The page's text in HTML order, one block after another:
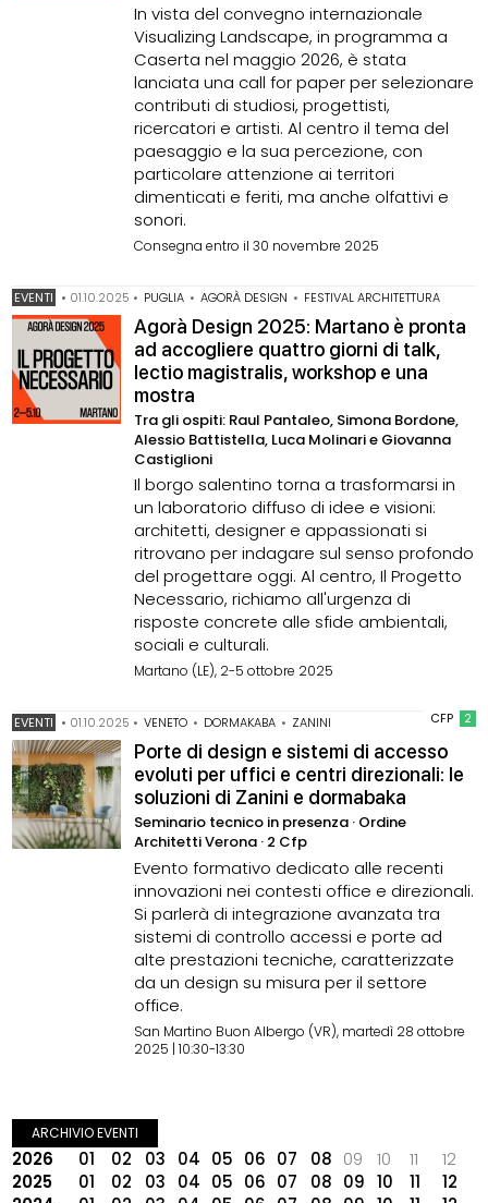
In vista del convegno internazionale
Visualizing Landscape, in programma a
Caserta nel maggio 2026, è stata
lanciata una call for paper per selezionare
contributi di studiosi, progettisti,
ricercatori e artisti. Al centro il tema del
paesaggio e la sua percezione, con
particolare attenzione ai territori
dimenticati e feriti, ma anche olfattivi e
sonori.
Consegna entro il 30 novembre 2025
EVENTI • 01.10.2025 • PUGLIA • AGORÀ DESIGN • FESTIVAL ARCHITETTURA
Agorà Design 2025: Martano è pronta
ad accogliere quattro giorni di talk,
lectio magistralis, workshop e una
mostra
Tra gli ospiti: Raul Pantaleo, Simona Bordone,
Alessio Battistella, Luca Molinari e Giovanna
Castiglioni
Il borgo salentino torna a trasformarsi in
un laboratorio diffuso di idee e visioni:
architetti, designer e appassionati si
ritrovano per indagare sul senso profondo
del progettare oggi. Al centro, Il Progetto
Necessario, richiamo all'urgenza di
risposte concrete alle sfide ambientali,
sociali e culturali.
Martano (LE), 2-5 ottobre 2025
CFP 2
EVENTI • 01.10.2025 • VENETO • DORMAKABA • ZANINI
Porte di design e sistemi di accesso
evoluti per uffici e centri direzionali: le
soluzioni di Zanini e dormabaka
Seminario tecnico in presenza · Ordine
Architetti Verona · 2 Cfp
Evento formativo dedicato alle recenti
innovazioni nei contesti office e direzionali.
Si parlerà di integrazione avanzata tra
sistemi di controllo accessi e porte ad
alte prestazioni tecniche, caratterizzate
da un design su misura per il settore
office.
San Martino Buon Albergo (VR), martedì 28 ottobre
2025 | 10:30-13:30
ARCHIVIO EVENTI
2026 01 02 03 04 05 06 07 08 09 10 11
12
2025
01 02 03 04 05 06 07 08 09 10 11
12